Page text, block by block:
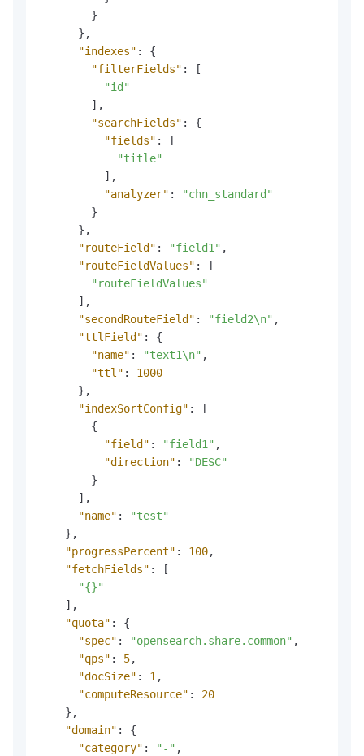
}
} ,
"indexes" :
{
"filterFields" :
[
"id"
] ,
"searchFields" :
{
"fields" :
[
"title"
] ,
"analyzer" :
"chn_standard"
}
} ,
"routeField" : "field1" ,
"routeFieldValues" :
[
"routeFieldValues"
] ,
"secondRouteField" : "field2\n" ,
"ttlField" :
{
"name" : "text1\n" ,
"ttl" :
1000
} ,
"indexSortConfig" :
[
{
"field" : "field1" ,
"direction" :
"DESC"
}
] ,
"name" :
"test"
} ,
"progressPercent" : 100,
"fetchFields" :
[
"{}"
] ,
"quota" :
{
"spec" : "opensearch.share.common" ,
"qps" : 5,
"docSize" : 1 ,
"computeResource" :
20
} ,
"domain" :
{
"category" : "-" ,